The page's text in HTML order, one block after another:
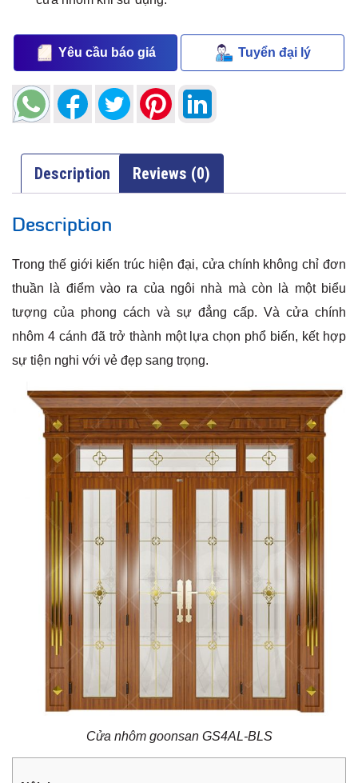
Yêu cầu báo giá Tuyển đại lý
Description Reviews (0)
Description
Trong thế giới kiến trúc hiện đại, cửa chính không chỉ đơn
thuần là điểm vào ra của ngôi nhà mà còn là một biểu
tượng của phong cách và sự đẳng cấp. Và cửa chính
nhôm 4 cánh đã trở thành một lựa chọn phổ biến, kết hợp
sự tiện nghi với vẻ đẹp sang trọng.
Cửa nhôm goonsan GS4AL-BLS